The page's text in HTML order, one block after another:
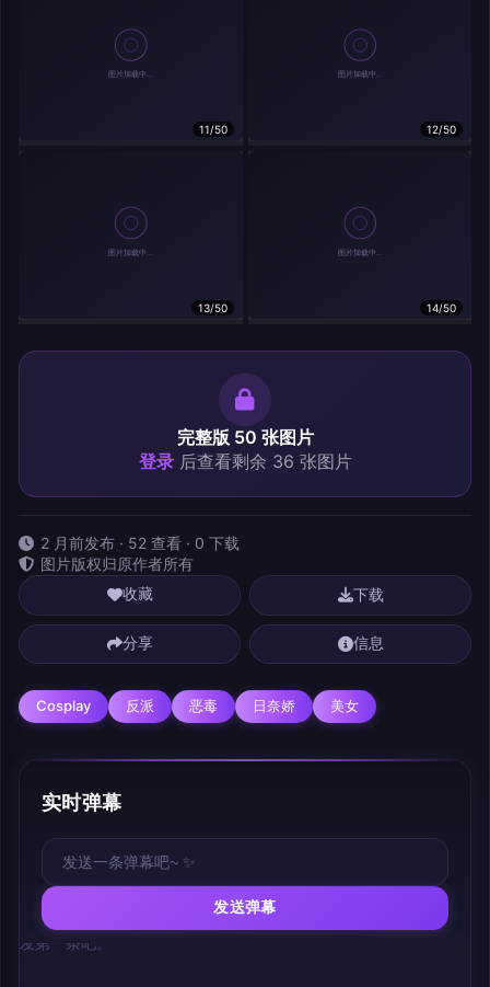
11/50 12/50
13/50 14/50
完整版 50 张图片
登录后查看剩余 36 张图片
2 月前发布 · 52 查看 · 0 下载
图片版权归原作者所有
收藏 下载
分享 信息
Cosplay 反派 恶毒 日奈娇 美女
实时弹幕
发送弹幕
发第一条吧。